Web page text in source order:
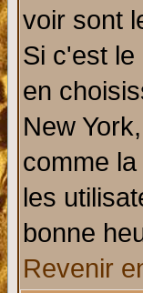
voir sont
Si c'est
en
New
comme
les
bonne
Revenir